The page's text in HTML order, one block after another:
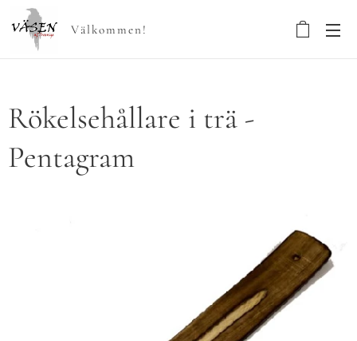
Välkommen!
Rökelsehållare i trä -
Pentagram